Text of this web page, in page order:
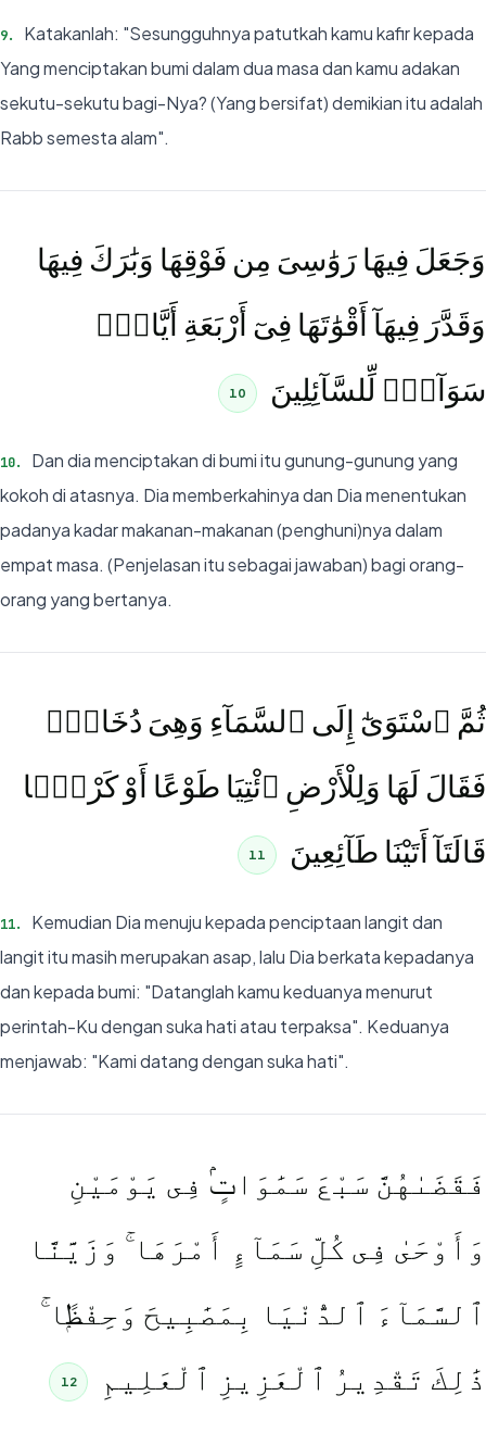
9.
Katakanlah: "Sesungguhnya patutkah kamu kafir kepada
Yang menciptakan bumi dalam dua masa dan kamu adakan
sekutu-sekutu bagi-Nya? (Yang bersifat) demikian itu adalah
Rabb semesta alam".
وَجَعَلَ فِيهَا رَوَٰسِىَ مِن فَوْقِهَا وَبَٰرَكَ فِيهَا
وَقَدَّرَ فِيهَآ أَقْوَٰتَهَا فِىٓ أَرْبَعَةِ أَيَّامٍۢ
سَوَآءًۭ لِّلسَّآئِلِينَ
10
10.
Dan dia menciptakan di bumi itu gunung-gunung yang
kokoh di atasnya. Dia memberkahinya dan Dia menentukan
padanya kadar makanan-makanan (penghuni)nya dalam
empat masa. (Penjelasan itu sebagai jawaban) bagi orang-
orang yang bertanya.
ثُمَّ ٱسْتَوَىٰٓ إِلَى ٱلسَّمَآءِ وَهِىَ دُخَانٌۭ
فَقَالَ لَهَا وَلِلْأَرْضِ ٱئْتِيَا طَوْعًا أَوْ كَرْهًۭا
قَالَتَآ أَتَيْنَا طَآئِعِينَ
11
11.
Kemudian Dia menuju kepada penciptaan langit dan
langit itu masih merupakan asap, lalu Dia berkata kepadanya
dan kepada bumi: "Datanglah kamu keduanya menurut
perintah-Ku dengan suka hati atau terpaksa". Keduanya
menjawab: "Kami datang dengan suka hati".
فَقَضَىٰهُنَّ سَبْعَ سَمَٰوَاتٍۢ فِى يَوْمَيْنِ
وَأَوْحَىٰ فِى كُلِّ سَمَآءٍ أَمْرَهَا ۚ وَزَيَّنَّا
ٱلسَّمَآءَ ٱلدُّنْيَا بِمَصَٰبِيحَ وَحِفْظًۭا ۚ
ذَٰلِكَ تَقْدِيرُ ٱلْعَزِيزِ ٱلْعَلِيمِ
12